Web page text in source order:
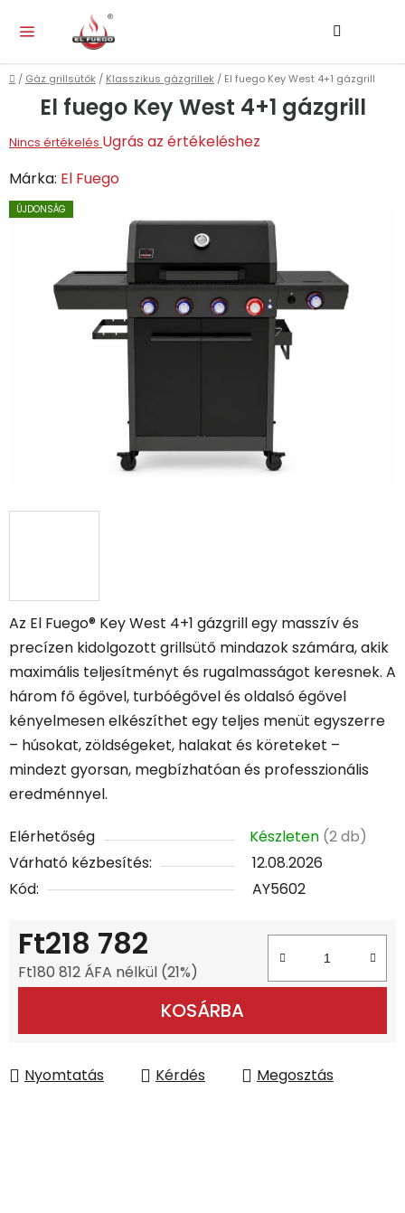
tartalomhoz
Kezdőlap
/ Gáz grillsütők / Klasszikus gázgrillek / El fuego Key West 4+1 gázgrill
Az El Fuego® Key West 4+1 gázgrill egy masszív és
precízen kidolgozott grillsütő mindazok számára, akik
maximális teljesítményt és rugalmasságot keresnek. A
három fő égővel, turbóégővel és oldalsó égővel
kényelmesen elkészíthet egy teljes menüt egyszerre
– húsokat, zöldségeket, halakat és köreteket –
mindezt gyorsan, megbízhatóan és professzionális
eredménnyel.
Elérhetőség Készleten (2 db)
Várható kézbesítés:
12.08.2026
Kód:
AY5602
Ft218 782
Ft180 812 ÁFA nélkül (21%)
KOSÁRBA
Nyomtatás Kérdés Megosztás
El fuego Key West 4+1 gázgrill
A
átlagos
értékelése
Nincs értékelés Ugrás az értékeléshez
Márka: El Fuego
ÚJDONSÁG